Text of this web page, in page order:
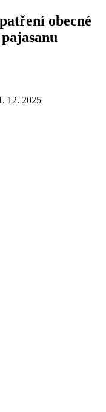
obecné
12. 2025